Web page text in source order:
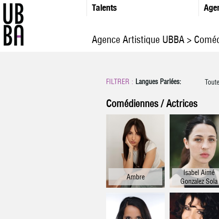
Talents
Agence Artistique UBBA>
FILTRER : Langues Parlées:
Espagnol
Italien
Japonais
Comédiennes / Actrices
Ambre
Isabel Aimé
Gonzalez Sola